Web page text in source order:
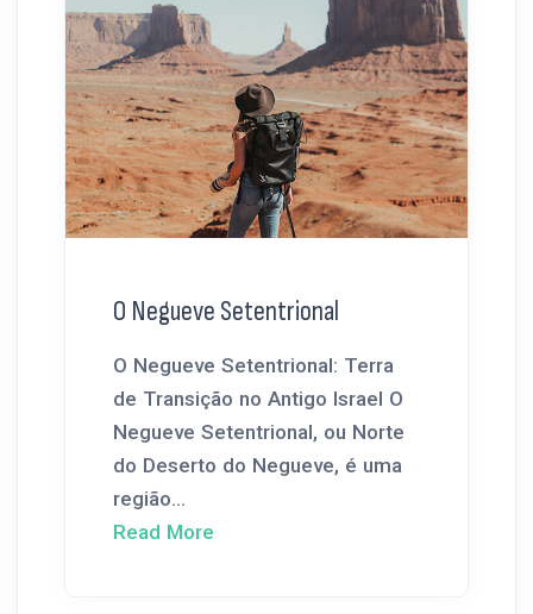
O Negueve Setentrional
O Negueve Setentrional: Terra
de Transição no Antigo Israel O
Negueve Setentrional, ou Norte
do Deserto do Negueve, é uma
região...
Read More